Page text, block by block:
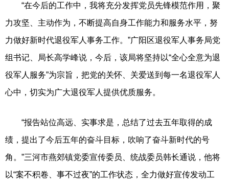
“在今后的工作中，我将充分发挥党员先锋模范作用，聚
力攻坚、主动作为，不断提高自身工作能力和服务水平，努
力做好新时代退役军人事务工作。”广阳区退役军人事务局党
组书记、局长高学峰说，今后，该局将坚持以“全心全意为退
役军人服务”为宗旨，把党的关怀、关爱送到每一名退役军人
心中，切实为广大退役军人提供优质服务。
“报告站位高远、实事求是，总结了过去五年取得的成
绩，提出了今后五年的奋斗目标，吹响了奋斗新时代的号
角。”三河市燕郊镇党委宣传委员、统战委员韩长通说，他将
以“案不积卷、事不过夜”的工作状态，全力做好宣传发动工